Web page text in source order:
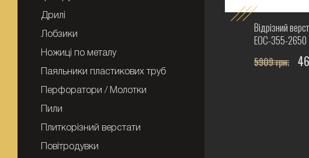
Дрилі
Лобзики
Ножиці по металу
Паяльники пластикових труб
Перфоратори / Молотки
Пили
Плиткорізний верстати
Повітродувки
Відрізний
ЕОС-355-2650
5909 грн.